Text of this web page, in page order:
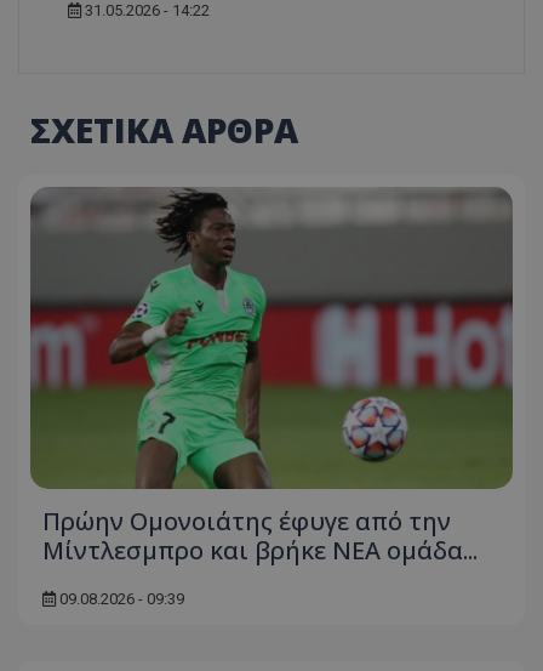
31.05.2026 - 14:22
ΣΧΕΤΙΚΑ ΑΡΘΡΑ
Πρώην Ομονοιάτης έφυγε από την
Μίντλεσμπρο και βρήκε ΝΕΑ ομάδα...
09.08.2026 - 09:39